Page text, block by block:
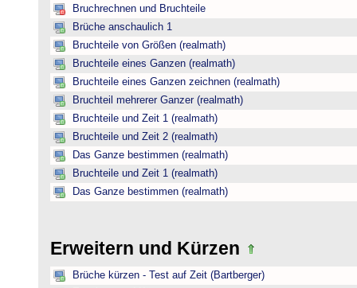
Bruchrechnen und Bruchteile
Brüche anschaulich 1
Bruchteile von Größen (realmath)
Bruchteile eines Ganzen (realmath)
Bruchteile eines Ganzen zeichnen (realmath)
Bruchteil mehrerer Ganzer (realmath)
Bruchteile und Zeit 1 (realmath)
Bruchteile und Zeit 2 (realmath)
Das Ganze bestimmen (realmath)
Bruchteile und Zeit 1 (realmath)
Das Ganze bestimmen (realmath)
Erweitern und Kürzen
Brüche kürzen - Test auf Zeit (Bartberger)